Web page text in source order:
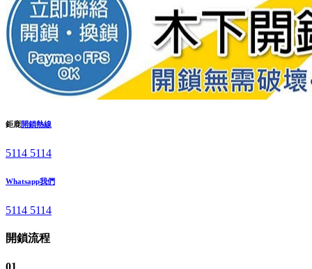
鉅鹿開鎖熱線
5114 5114
Whatsapp我們
5114 5114
開鎖流程